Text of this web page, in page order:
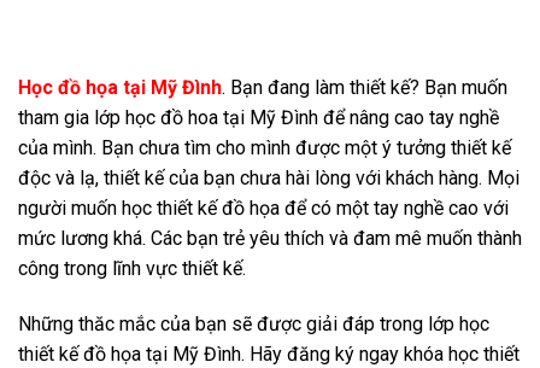
Học đồ họa tại Mỹ Đình. Bạn đang làm thiết kế? Bạn muốn
tham gia lớp học đồ hoa tại Mỹ Đình để nâng cao tay nghề
của mình. Bạn chưa tìm cho mình được một ý tưởng thiết kế
độc và lạ, thiết kế của bạn chưa hài lòng với khách hàng. Mọi
người muốn học thiết kế đồ họa để có một tay nghề cao với
mức lương khá. Các bạn trẻ yêu thích và đam mê muốn thành
công trong lĩnh vực thiết kế.
Những thăc mắc của bạn sẽ được giải đáp trong lớp học
thiết kế đồ họa tại Mỹ Đình. Hãy đăng ký ngay khóa học thiết